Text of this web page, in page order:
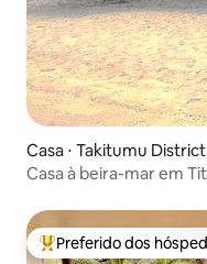
Casa ⋅ Takitumu District
Casa à beira-mar em
Entre os melhores
Preferido dos